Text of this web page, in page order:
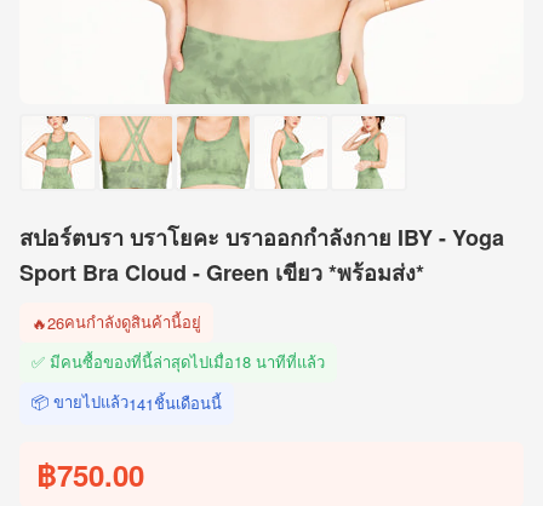
สปอร์ตบรา บราโยคะ บราออกกำลังกาย IBY - Yoga
Sport Bra Cloud - Green เขียว *พร้อมส่ง*
🔥26คนกำลังดูสินค้านี้อยู่
✅ มีคนซื้อของที่นี้ล่าสุดไปเมื่อ18 นาทีที่แล้ว
📦 ขายไปแล้ว141ชิ้นเดือนนี้
฿750.00